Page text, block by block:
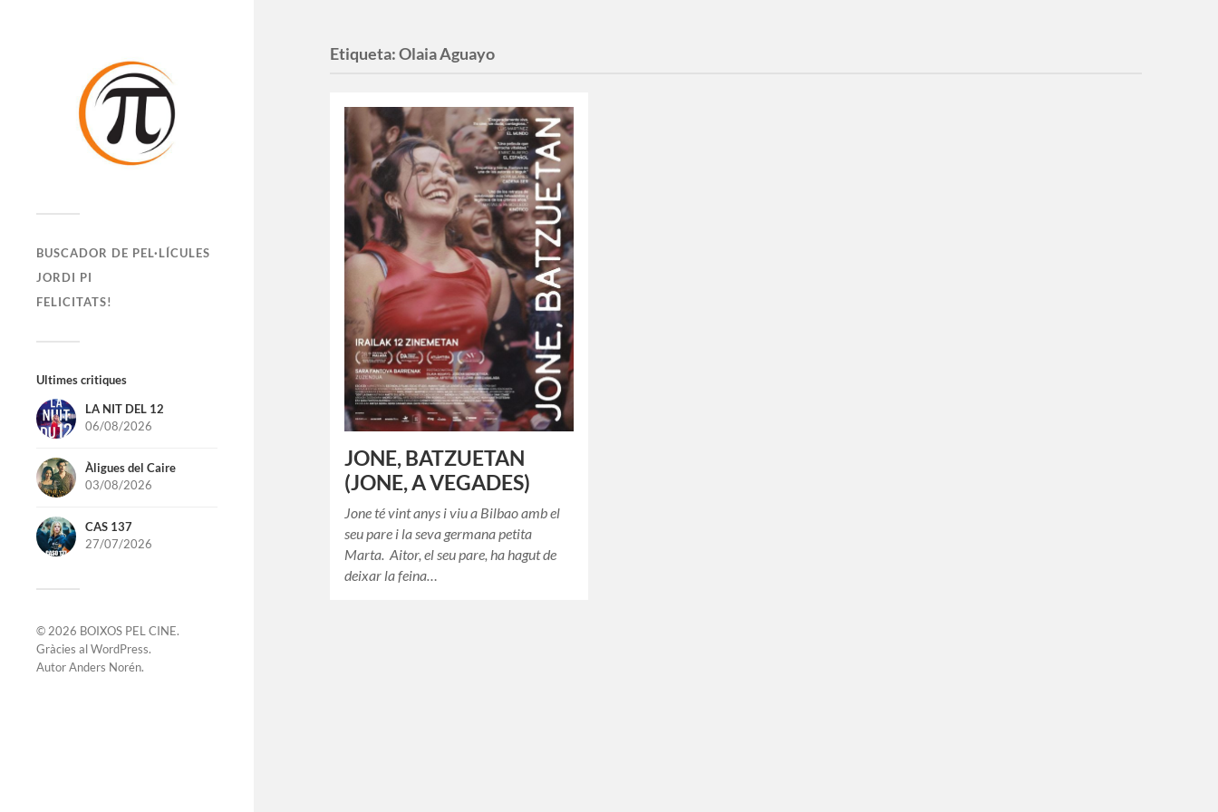
BUSCADOR DE PEL·LÍCULES
JORDI PI
FELICITATS!
Ultimes critiques
LA NIT DEL 12
06/08/2026
Àligues del Caire
03/08/2026
CAS 137
27/07/2026
© 2026 BOIXOS PEL CINE.
Gràcies alWordPress.
AutorAnders Norén.
Etiqueta:Olaia Aguayo
JONE, BATZUETAN
(JONE, A VEGADES)
Jone té vint anys i viu a Bilbao amb el
seu pare i la seva germana petita
Marta. Aitor, el seu pare, ha hagut de
deixar la feina…